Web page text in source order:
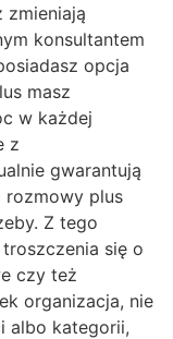
zmieniają
konsultantem
opcja
masz
w każdej
z
gwarantują
rozmowy plus
Z tego
się o
czy też
organizacja, nie
albo kategorii,